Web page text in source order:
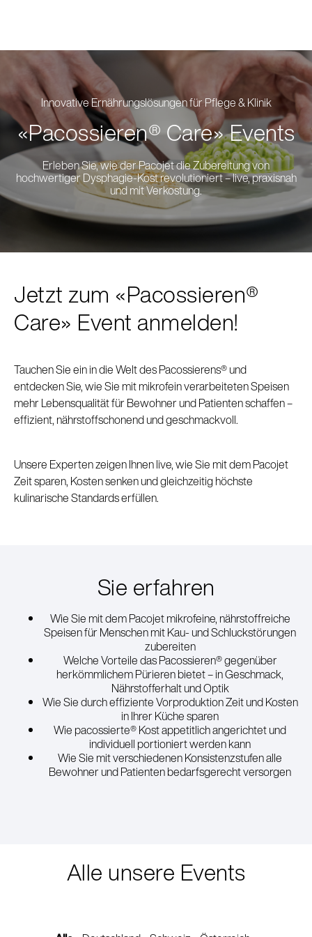
Innovative Ernährungslösungen für Pflege & Klinik
«Pacossieren® Care»Events
Erleben Sie, wie der Pacojet die Zubereitung von
hochwertiger Dysphagie-Kost revolutioniert – live, praxisnah
und mit Verkostung.
Jetzt zum «Pacossieren®
Care» Event anmelden!
Tauchen Sie ein in die Welt des Pacossierens® und
entdecken Sie, wie Sie mit mikrofein verarbeiteten Speisen
mehr Lebensqualität für Bewohner und Patienten schaffen –
effizient, nährstoffschonend und geschmackvoll.
Unsere Experten zeigen Ihnen live, wie Sie mit dem Pacojet
Zeit sparen, Kosten senken und gleichzeitig höchste
kulinarische Standards erfüllen.
Sie erfahren
Wie Sie mit dem Pacojet mikrofeine, nährstoffreiche
Speisen für Menschen mit Kau- und Schluckstörungen
zubereiten
Welche Vorteile das Pacossieren® gegenüber
herkömmlichem Pürieren bietet – in Geschmack,
Nährstofferhalt und Optik
Wie Sie durch effiziente Vorproduktion Zeit und Kosten
in Ihrer Küche sparen
Wie pacossierte® Kost appetitlich angerichtet und
individuell portioniert werden kann
Wie Sie mit verschiedenen Konsistenzstufen alle
Bewohner und Patienten bedarfsgerecht versorgen
Alle unsere Events